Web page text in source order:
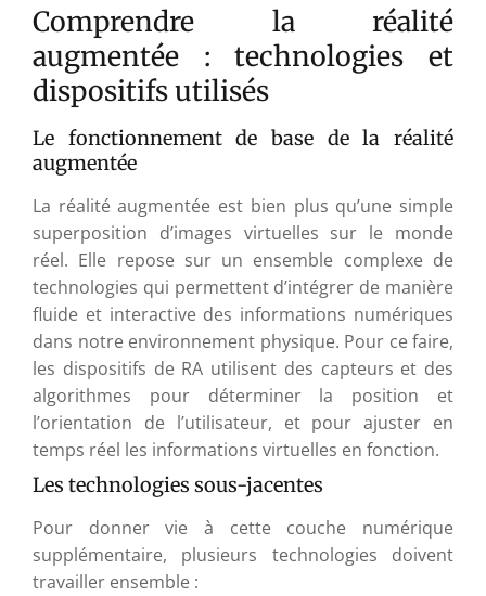
Comprendre la réalité
augmentée : technologies et
dispositifs utilisés
Le fonctionnement de base de la réalité
augmentée
La réalité augmentée est bien plus qu’une simple
superposition d’images virtuelles sur le monde
réel. Elle repose sur un ensemble complexe de
technologies qui permettent d’intégrer de manière
fluide et interactive des informations numériques
dans notre environnement physique. Pour ce faire,
les dispositifs de RA utilisent des capteurs et des
algorithmes pour déterminer la position et
l’orientation de l’utilisateur, et pour ajuster en
temps réel les informations virtuelles en fonction.
Les technologies sous-jacentes
Pour donner vie à cette couche numérique
supplémentaire, plusieurs technologies doivent
travailler ensemble :